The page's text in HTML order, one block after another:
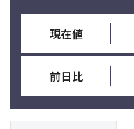
現在値
前日比